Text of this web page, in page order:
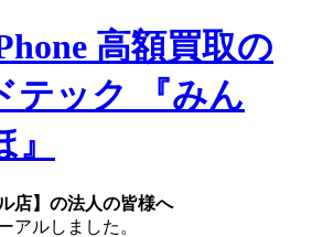
高額買取の
テック 『みん
店】の法人の皆様へ
アルしました。